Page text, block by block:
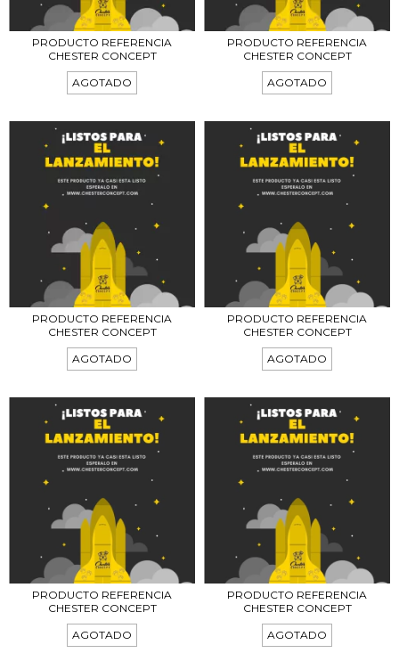
PRODUCTO REFERENCIA
CHESTER CONCEPT
AGOTADO
PRODUCTO REFERENCIA
CHESTER CONCEPT
AGOTADO
PRODUCTO REFERENCIA
CHESTER CONCEPT
AGOTADO
PRODUCTO REFERENCIA
CHESTER CONCEPT
AGOTADO
PRODUCTO REFERENCIA
CHESTER CONCEPT
AGOTADO
PRODUCTO REFERENCIA
CHESTER CONCEPT
AGOTADO